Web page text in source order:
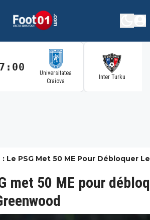
Universitatea
Craiova
Inter Turku
: Le PSG Met 50 ME Pour Débloquer Le
Greenwood
met 50 ME pour